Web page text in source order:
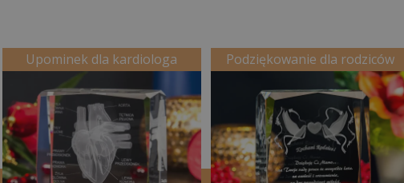
Upominek dla kardiologa Podziękowanie dla rodziców